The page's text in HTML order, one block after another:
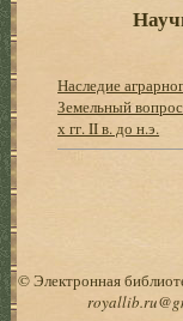
Наследие
Земельный
х гг. II в. до н.э.
© Электронная